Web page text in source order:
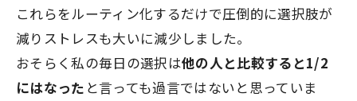
これらをルーティン化するだけで圧倒的に選択肢が
減りストレスも大いに減少しました。
おそらく私の毎日の選択は他の人と比較すると1/2
にはなった と言っても過言ではないと思っていま